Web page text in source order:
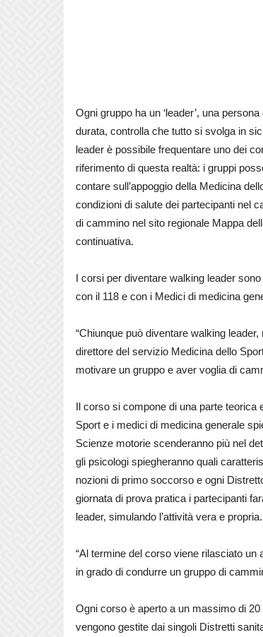
Ogni gruppo ha un ‘leader’, una
durata, controlla che tutto si svolga in
leader è possibile frequentare uno dei
riferimento di questa realtà: i gruppi
contare sull’appoggio della Medicina
condizioni di salute dei partecipanti nel
di cammino nel sito regionale Mappa
continuativa.
I corsi per diventare walking leader
con il 118 e con i Medici di medicina
“Chiunque può diventare walking
direttore del servizio Medicina dello
motivare un gruppo e aver voglia di
Il corso si compone di una parte
Sport e i medici di medicina generale
Scienze motorie scenderanno più nel
gli psicologi spiegheranno quali
nozioni di primo soccorso e ogni
giornata di prova pratica i partecipanti
leader, simulando l’attività vera e propria.
“Al termine del corso viene rilasciato
in grado di condurre un gruppo di
Ogni corso è aperto a un massimo di
vengono gestite dai singoli Distretti